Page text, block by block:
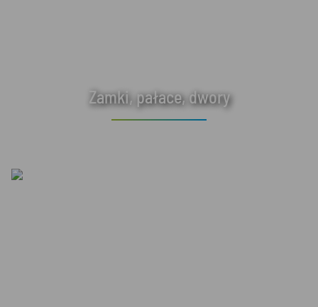
Zamki, pałace, dwory